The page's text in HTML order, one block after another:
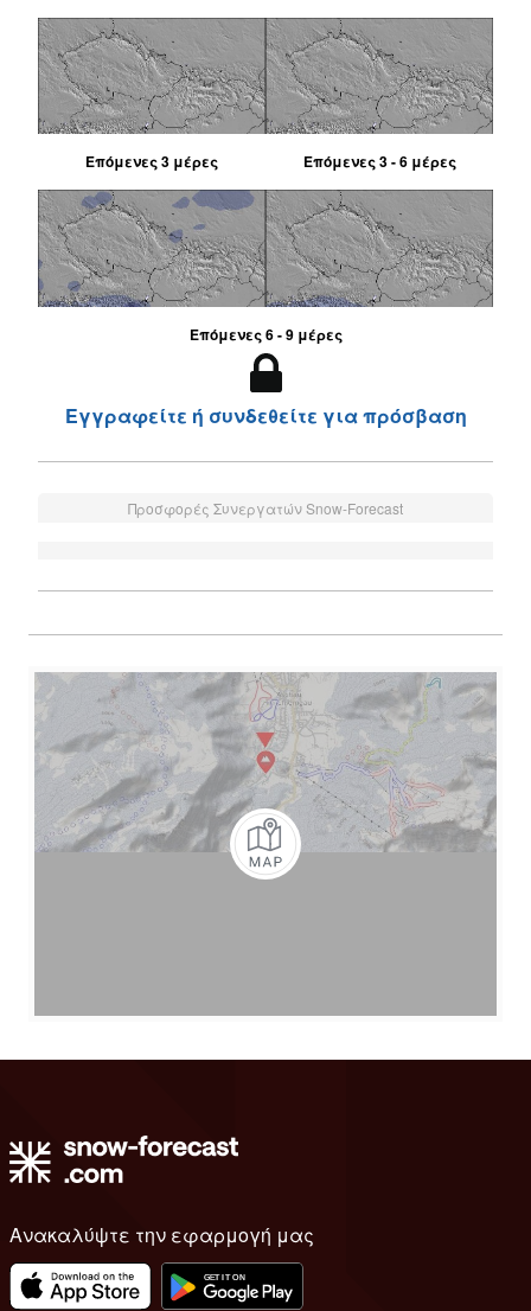
Επόμενες 3 μέρες Επόμενες 3 - 6 μέρες
Επόμενες 6 - 9 μέρες
Εγγραφείτε ή συνδεθείτε για πρόσβαση
Προσφορές Συνεργατών Snow-Forecast
Ανακαλύψτε την εφαρμογή μας